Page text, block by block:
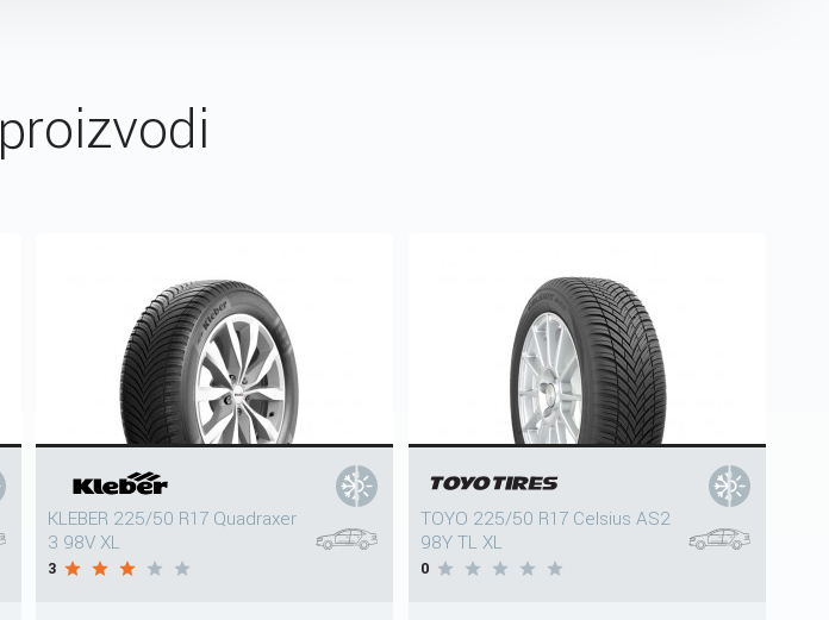
proizvodi
KLEBER 225/50 R17 Quadraxer
3 98V XL
3
TOYO 225/50 R17 Celsius AS2
98Y TL XL
0